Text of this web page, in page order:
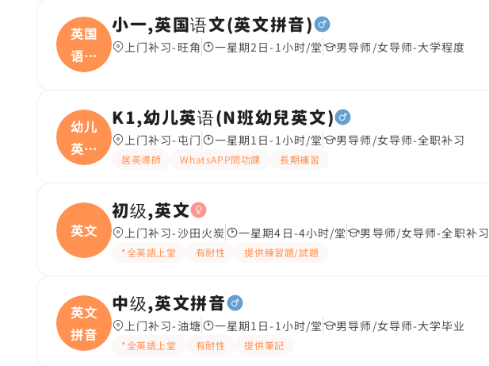
英国
语文
(
小一,英国语文(英文拼音)
上门补习-旺角 一星期2日-1小时/堂 男导师/女导师-大学程度
幼儿
英语
(
K1,幼儿英语(N班幼兒英文)
上门补习-屯门 一星期1日-1小时/堂 男导师/女导师-全职补习
居英導師 WhatsAPP問功課 長期補習
英文
初级,英文
上门补习-沙田火炭 一星期4日-4小时/堂 男导师/女导师-全职补习
*全英語上堂 有耐性 提供練習題/試題
英文
拼音
中级,英文拼音
上门补习-油塘 一星期1日-1小时/堂 男导师/女导师-大学毕业
*全英語上堂 有耐性 提供筆記